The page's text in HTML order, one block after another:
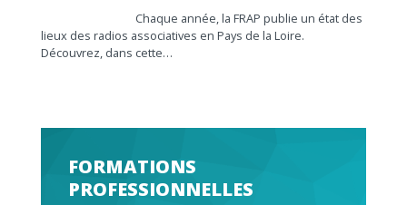
Chaque année, la FRAP publie un état des
lieux des radios associatives en Pays de la Loire.
Découvrez, dans cette…
FORMATIONS
PROFESSIONNELLES